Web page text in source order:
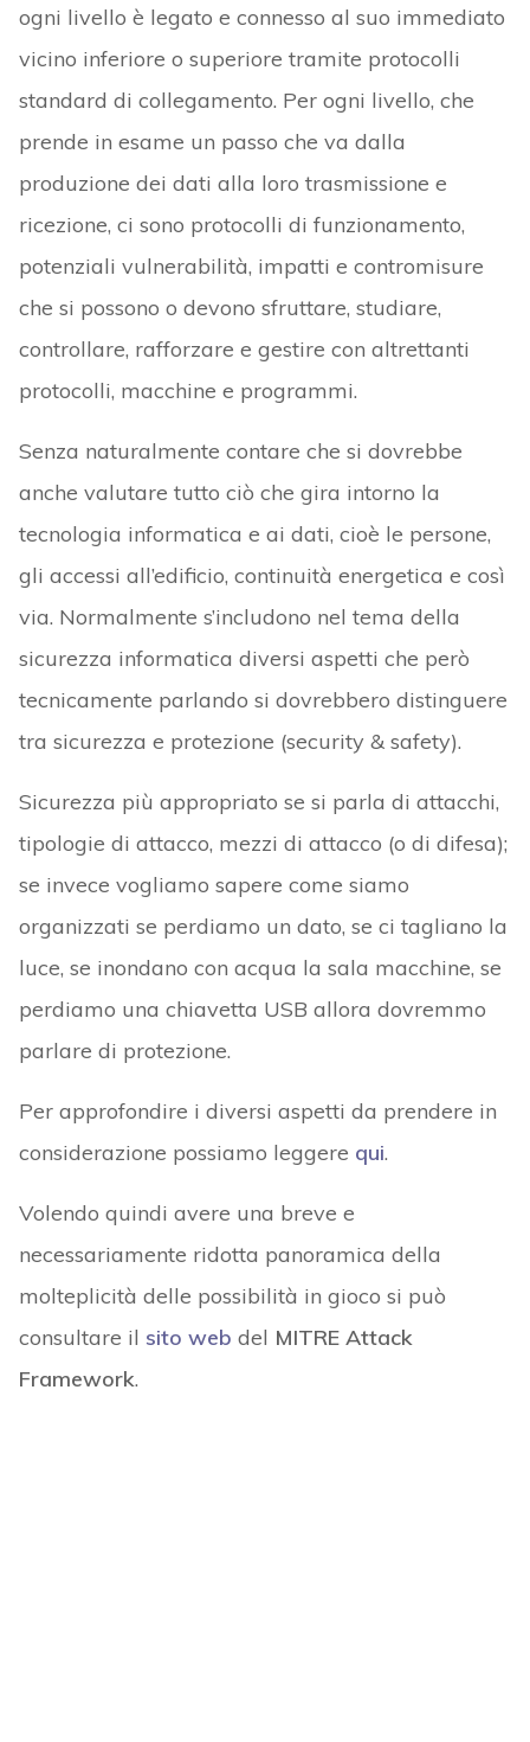
ogni livello è legato e connesso al suo immediato
vicino inferiore o superiore tramite protocolli
standard di collegamento. Per ogni livello, che
prende in esame un passo che va dalla
produzione dei dati alla loro trasmissione e
ricezione, ci sono protocolli di funzionamento,
potenziali vulnerabilità, impatti e contromisure
che si possono o devono sfruttare, studiare,
controllare, rafforzare e gestire con altrettanti
protocolli, macchine e programmi.
Senza naturalmente contare che si dovrebbe
anche valutare tutto ciò che gira intorno la
tecnologia informatica e ai dati, cioè le persone,
gli accessi all’edificio, continuità energetica e così
via. Normalmente s’includono nel tema della
sicurezza informatica diversi aspetti che però
tecnicamente parlando si dovrebbero distinguere
tra sicurezza e protezione (security & safety).
Sicurezza più appropriato se si parla di attacchi,
tipologie di attacco, mezzi di attacco (o di difesa);
se invece vogliamo sapere come siamo
organizzati se perdiamo un dato, se ci tagliano la
luce, se inondano con acqua la sala macchine, se
perdiamo una chiavetta USB allora dovremmo
parlare di protezione.
Per approfondire i diversi aspetti da prendere in
considerazione possiamo leggere qui.
Volendo quindi avere una breve e
necessariamente ridotta panoramica della
molteplicità delle possibilità in gioco si può
consultare il sito web del MITRE Attack
Framework.